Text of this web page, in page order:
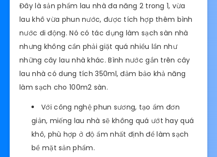
Đây là sản phẩm lau nhà đa năng 2 trong 1, vừa
lau khô vừa phun nước, được tích hợp thêm bình
nước di động. Nó có tác dụng làm sạch sàn nhà
nhưng không cần phải giặt quá nhiều lần như
những cây lau nhà khác. Bình nước gắn trên cây
lau nhà có dung tích 350ml, đảm bảo khả năng
làm sạch cho 100m2 sàn.
Với công nghệ phun sương, tạo ẩm đơn
giản, miếng lau nhà sẽ không quá ướt hay quá
khô, phù hợp ở độ ẩm nhất định để làm sạch
bề mặt sản phẩm.